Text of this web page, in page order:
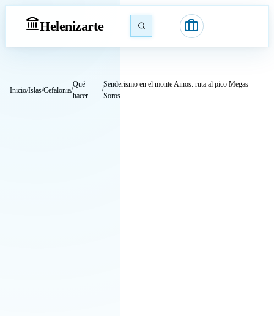
Helenizarte
Inicio/Islas/Cefalonia/
Qué
hacer
/
Senderismo en el monte Ainos: ruta al pico Megas
Soros